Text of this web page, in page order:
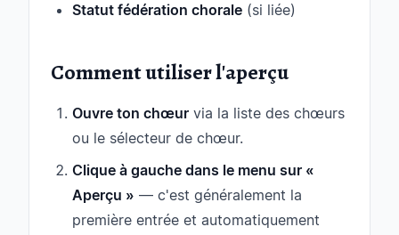
Statut fédération chorale (si liée)
Comment utiliser l'aperçu
Ouvre ton chœur via la liste des chœurs
ou le sélecteur de chœur.
Clique à gauche dans le menu sur «
Aperçu » — c'est généralement la
première entrée et automatiquement